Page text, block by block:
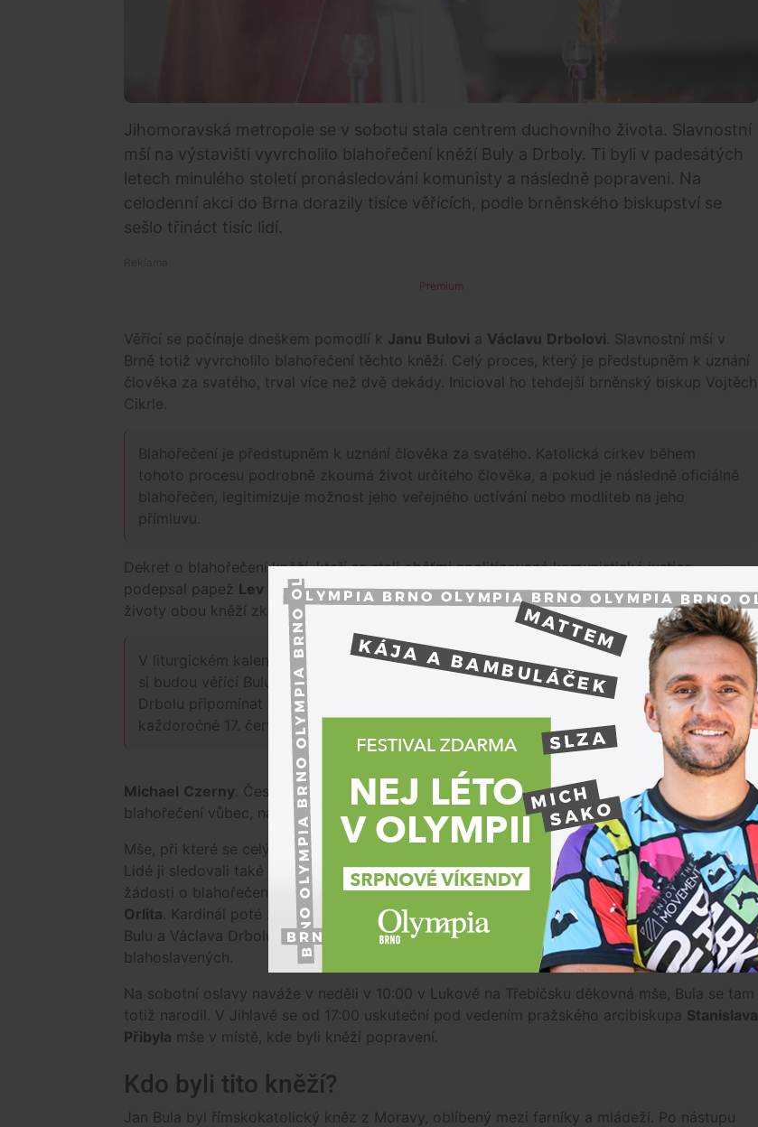
Jihomoravská metropole se v sobotu stala centrem duchovního života. Slavnostní
mší na výstavišti vyvrcholilo blahořečení kněží Buly a Drboly. Ti byli v padesátých
letech minulého století pronásledováni komunisty a následně popraveni. Na
celodenní akci do Brna dorazily tisíce věřících, podle brněnského biskupství se
sešlo třináct tisíc lidí.
Premium
Věřící se počínaje dneškem pomodlí k Janu Bulovi a Václavu Drbolovi. Slavnostní mší v
Brně totiž vyvrcholilo blahořečení těchto kněží. Celý proces, který je předstupněm k uznání
člověka za svatého, trval více než dvě dekády. Inicioval ho tehdejší brněnský biskup Vojtěch
Cikrle.
Blahořečení je předstupněm k uznání člověka za svatého. Katolická církev během
tohoto procesu podrobně zkoumá život určitého člověka, a pokud je následně oficiálně
blahořečen, legitimizuje možnost jeho veřejného uctívání nebo modliteb na jeho
přímluvu.
Dekret o blahořečení kněží, kteří se stali oběťmi zpolitizované komunistické justice,
podepsal papež Lev XIV.loni v říjnu. Předcházel tomu specifický proces, při kterém se
životy obou kněží zkoumaly z historického i teologického hlediska.
V liturgickém kalendáři
si budou věřící Bulu a
Drbolu připomínat
každoročně 17. června.
Za celodenním programem na brněnském výstavišti se
vydaly tisíce lidí z různých koutů republiky. Zájem o akci byl
obrovský, biskupství odhadovalo až třináctitisícovou účast,
která se nakonec potvrdila. Slavnost se nesla ve znamení
červené barvy, která má připomínat krev obětí, ale i vítězství.
Blahořečení předsedal papežský legát a kanadský jezuita
Michael Czerny. Česky se proto učil několik měsíců. Zároveň šlo o kardinálovo první
blahořečení vůbec, navíc v rodném Brně.
Mše, při které se celý proces dovršil, začala o půl třetí v pavilonu P brněnského výstaviště.
Lidé ji sledovali také z pavilonu Z. Samotný akt blahořečení ve 14:45 zahájil přednesením
žádosti o blahořečení obou kněží a jejich životopisů diecézní administrátor kauzyKarel
Orlita. Kardinál poté z pověření papeže přečetl apoštolský list, kterým papež zapsal Jana
Bulu a Václava Drbolu do seznamu blahoslavených. Následovalo odhalení obrazu
blahoslavených.
Na sobotní oslavy naváže v neděli v 10:00 v Lukově na Třebíčsku děkovná mše, Bula se tam
totiž narodil. V Jihlavě se od 17:00 uskuteční pod vedením pražského arcibiskupa Stanislava
Přibyla mše v místě, kde byli kněží popravení.
Kdo byli tito kněží?
Jan Bula byl římskokatolický kněz z Moravy, oblíbený mezi farníky a mládeží. Po nástupu